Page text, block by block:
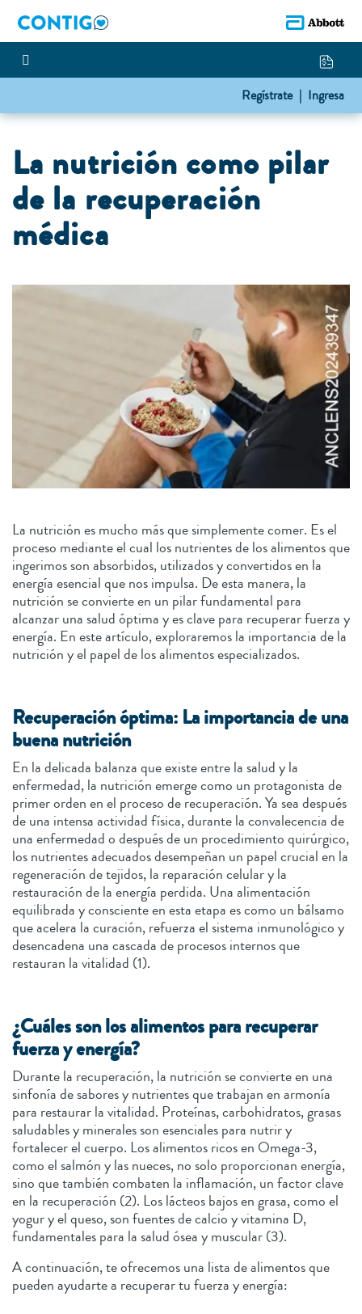
Regístrate | Ingresa
La nutrición como pilar
de la recuperación
médica
La nutrición es mucho más que simplemente comer. Es el
proceso mediante el cual los nutrientes de los alimentos que
ingerimos son absorbidos, utilizados y convertidos en la
energía esencial que nos impulsa. De esta manera, la
nutrición se convierte en un pilar fundamental para
alcanzar una salud óptima y es clave para recuperar fuerza y
energía. En este artículo, exploraremos la importancia de la
nutrición y el papel de los alimentos especializados.
Recuperación óptima: La importancia de una
buena nutrición
En la delicada balanza que existe entre la salud y la
enfermedad, la nutrición emerge como un protagonista de
primer orden en el proceso de recuperación. Ya sea después
de una intensa actividad física, durante la convalecencia de
una enfermedad o después de un procedimiento quirúrgico,
los nutrientes adecuados desempeñan un papel crucial en la
regeneración de tejidos, la reparación celular y la
restauración de la energía perdida. Una alimentación
equilibrada y consciente en esta etapa es como un bálsamo
que acelera la curación, refuerza el sistema inmunológico y
desencadena una cascada de procesos internos que
restauran la vitalidad (1).
¿Cuáles son los alimentos para recuperar
fuerza y energía?
Durante la recuperación, la nutrición se convierte en una
sinfonía de sabores y nutrientes que trabajan en armonía
para restaurar la vitalidad. Proteínas, carbohidratos, grasas
saludables y minerales son esenciales para nutrir y
fortalecer el cuerpo. Los alimentos ricos en Omega-3,
como el salmón y las nueces, no solo proporcionan energía,
sino que también combaten la inflamación, un factor clave
en la recuperación (2). Los lácteos bajos en grasa, como el
yogur y el queso, son fuentes de calcio y vitamina D,
fundamentales para la salud ósea y muscular (3).
A continuación, te ofrecemos una lista de alimentos que
pueden ayudarte a recuperar tu fuerza y energía: